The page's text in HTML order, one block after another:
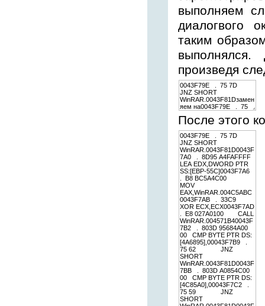
выполняем
диалогвого
таким
произведя
После этого